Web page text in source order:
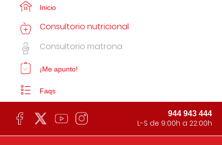
Inicio
Consultorio nutricional
Consultorio matrona
¡Me apunto!
Faqs
944 943 444
L-S de 9:00h a 22:00h